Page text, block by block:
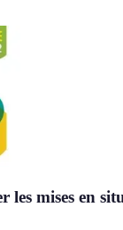
les mises en